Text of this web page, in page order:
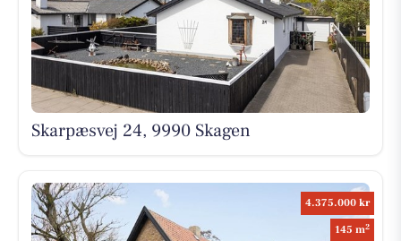
Skarpæsvej 24, 9990 Skagen
4.375.000 kr
145 m2